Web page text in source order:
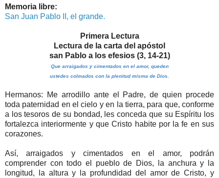
Memoria libre:
San Juan Pablo II, el grande.
Primera Lectura
Lectura de la carta del apóstol
san Pablo a los efesios (3, 14-21)
Que arraigados y cimentados en el amor, queden
ustedes colmados con la plenitud misma de Dios.
Hermanos: Me arrodillo ante el Padre, de quien procede
toda paternidad en el cielo y en la tierra, para que, conforme
a los tesoros de su bondad, les conceda que su Espíritu los
fortalezca interiormente y que Cristo habite por la fe en sus
corazones.
Así, arraigados y cimentados en el amor, podrán
comprender con todo el pueblo de Dios, la anchura y la
longitud, la altura y la profundidad del amor de Cristo, y